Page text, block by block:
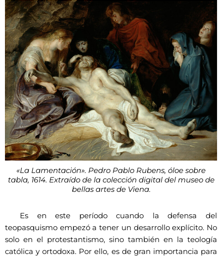
«La Lamentación». Pedro Pablo Rubens, óloe sobre
tabla, 1614. Extraído de la colección digital del museo de
bellas artes de Viena.
Es en este período cuando la defensa del
teopasquismo empezó a tener un desarrollo explícito. No
solo en el protestantismo, sino también en la teología
católica y ortodoxa. Por ello, es de gran importancia para